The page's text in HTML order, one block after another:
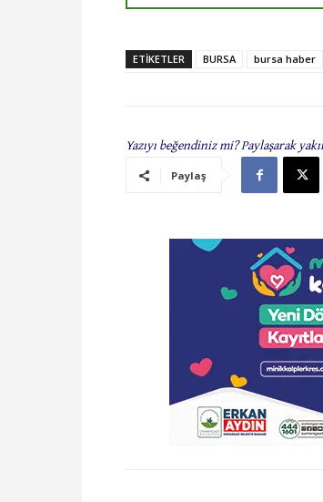
ETIKETLER BURSA bursa haber
Yazıyı beğendiniz mi? Paylaşarak
Paylaş